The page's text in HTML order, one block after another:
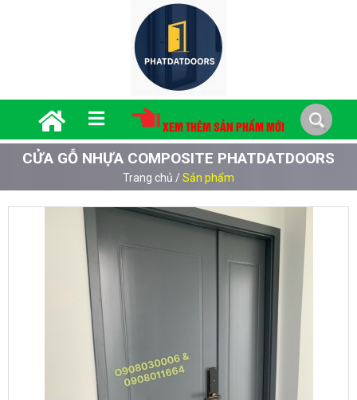
XEM THÊM SẢN PHẨM MỚI
CỬA GỖ NHỰA COMPOSITE PHATDATDOORS
Trang chủ / Sản phẩm